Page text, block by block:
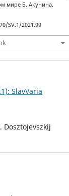
мире Б. Акунина.
SV.1/2021.99
SlavVaria
Dosztojevszkij